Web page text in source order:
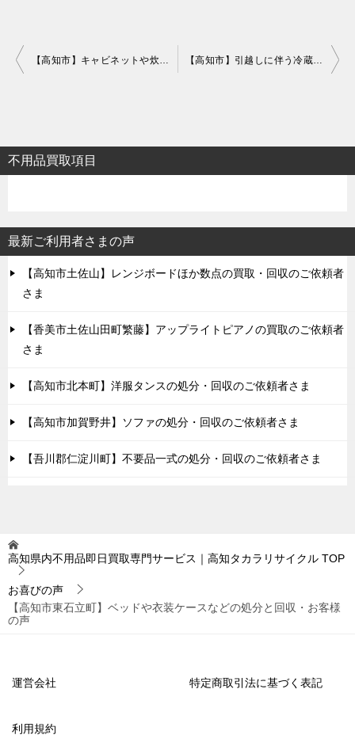
投
ゲ
ョ
ン
【高知市】キャビネットや炊飯器などの処分と回収・お客様の声 【高知市】引越しに伴う冷蔵庫や新聞などの処分と回収・お客様の声
不用品買取項目
最新ご利用者さまの声
【高知市土佐山】レンジボードほか数点の買取・回収のご依頼者
さま
【香美市土佐山田町繁藤】アップライトピアノの買取のご依頼者
さま
【高知市北本町】洋服タンスの処分・回収のご依頼者さま
【高知市加賀野井】ソファの処分・回収のご依頼者さま
【吾川郡仁淀川町】不要品一式の処分・回収のご依頼者さま
高知県内不用品即日買取専門サービス｜高知タカラリサイクル TOP
お喜びの声
【高知市東石立町】ベッドや衣装ケースなどの処分と回収・お客様
の声
運営会社 特定商取引法に基づく表記
利用規約